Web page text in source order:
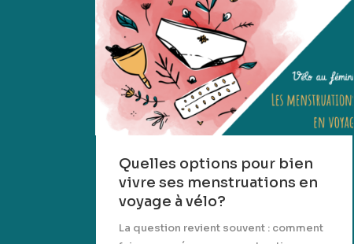
Quelles options pour bien
vivre ses menstruations en
voyage à vélo?
La question revient souvent : comment